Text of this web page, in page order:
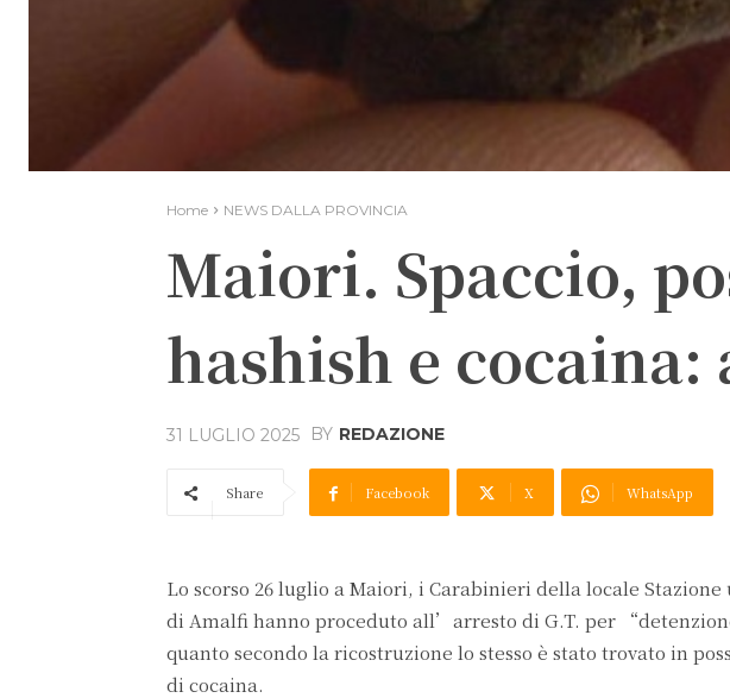
Home NEWS DALLA PROVINCIA
Maiori. Spaccio,
hashish e cocaina:
31 LUGLIO 2025 BY REDAZIONE
Share Facebook X WhatsApp
Lo scorso 26 luglio a Maiori, i Carabinieri della locale
di Amalfi hanno proceduto all’arresto di G.T. per
quanto secondo la ricostruzione lo stesso è stato trovato in
di cocaina.